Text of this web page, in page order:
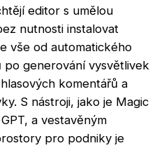
editor s umělou
nutnosti instalovat
vše od automatického
generování vysvětlivek
komentářů a
S nástroji, jako je Magic
a vestavěným
pro podniky je